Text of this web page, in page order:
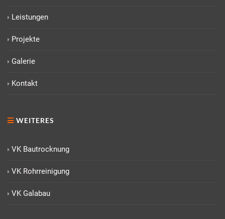
Leistungen
Projekte
Galerie
Kontakt
WEITERES
VK Bautrocknung
VK Rohrreinigung
VK Galabau